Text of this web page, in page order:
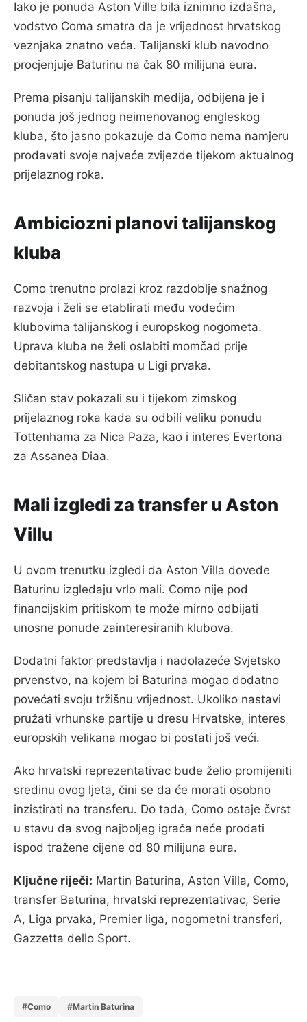
Iako je ponuda Aston Ville bila iznimno izdašna,
vodstvo Coma smatra da je vrijednost hrvatskog
veznjaka znatno veća. Talijanski klub navodno
procjenjuje Baturinu na čak 80 milijuna eura.
Prema pisanju talijanskih medija, odbijena je i
ponuda još jednog neimenovanog engleskog
kluba, što jasno pokazuje da Como nema namjeru
prodavati svoje najveće zvijezde tijekom aktualnog
prijelaznog roka.
Ambiciozni planovi talijanskog
kluba
Como trenutno prolazi kroz razdoblje snažnog
razvoja i želi se etablirati među vodećim
klubovima talijanskog i europskog nogometa.
Uprava kluba ne želi oslabiti momčad prije
debitantskog nastupa u Ligi prvaka.
Sličan stav pokazali su i tijekom zimskog
prijelaznog roka kada su odbili veliku ponudu
Tottenhama za Nica Paza, kao i interes Evertona
za Assanea Diaa.
Mali izgledi za transfer u Aston
Villu
U ovom trenutku izgledi da Aston Villa dovede
Baturinu izgledaju vrlo mali. Como nije pod
financijskim pritiskom te može mirno odbijati
unosne ponude zainteresiranih klubova.
Dodatni faktor predstavlja i nadolazeće Svjetsko
prvenstvo, na kojem bi Baturina mogao dodatno
povećati svoju tržišnu vrijednost. Ukoliko nastavi
pružati vrhunske partije u dresu Hrvatske, interes
europskih velikana mogao bi postati još veći.
Ako hrvatski reprezentativac bude želio promijeniti
sredinu ovog ljeta, čini se da će morati osobno
inzistirati na transferu. Do tada, Como ostaje čvrst
u stavu da svog najboljeg igrača neće prodati
ispod tražene cijene od 80 milijuna eura.
Ključne riječi: Martin Baturina, Aston Villa, Como,
transfer Baturina, hrvatski reprezentativac, Serie
A, Liga prvaka, Premier liga, nogometni transferi,
Gazzetta dello Sport.
#Como #Martin Baturina